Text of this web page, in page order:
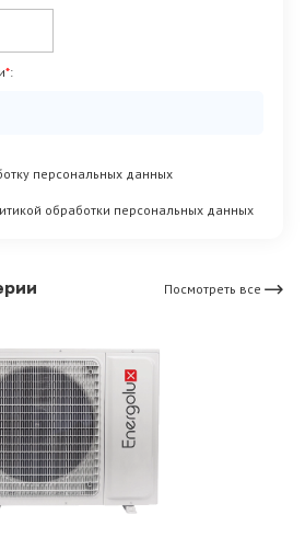
*:
персональных данных
обработки персональных данных
Посмотреть все